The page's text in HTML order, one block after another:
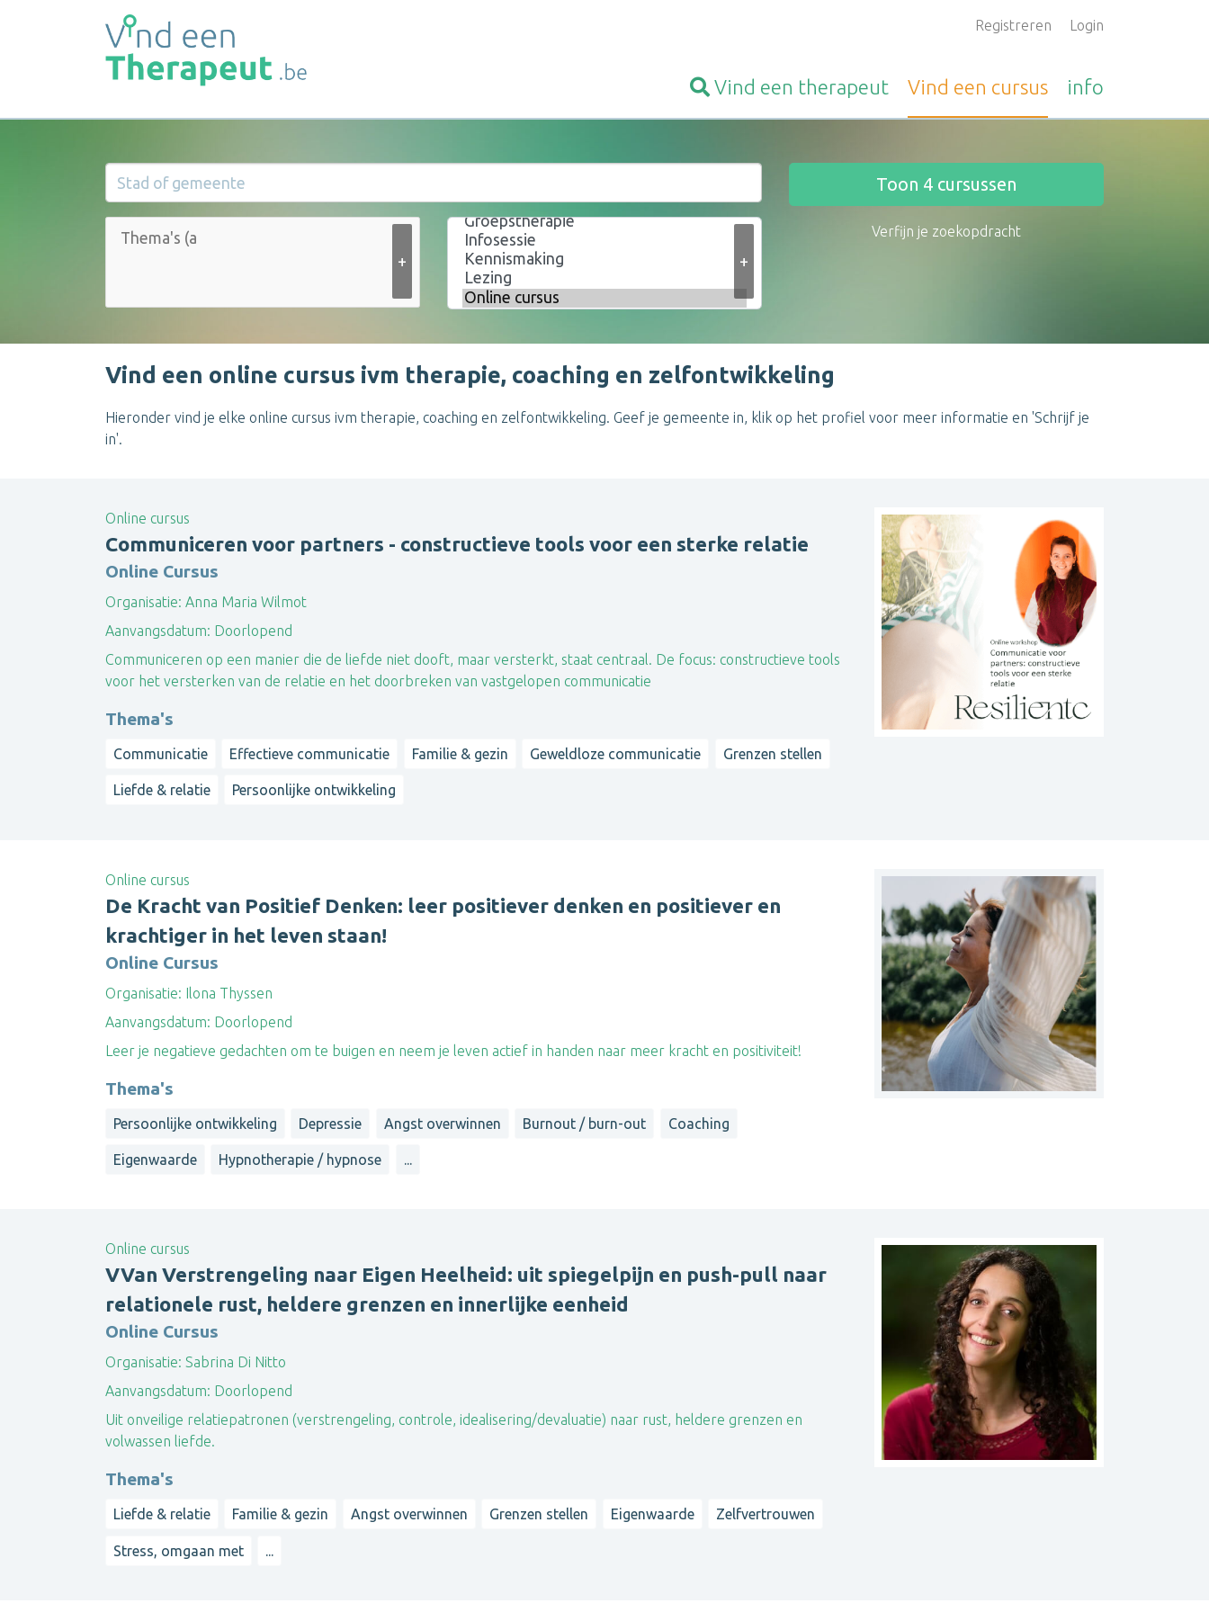
Registreren Login
Vind een therapeut Vind een cursus info
+ +
Toon 4 cursussen
Verfijn je zoekopdracht
Vind een online cursus ivm therapie, coaching en zelfontwikkeling
Hieronder vind je elke online cursus ivm therapie, coaching en zelfontwikkeling. Geef je gemeente in, klik op het profiel voor meer informatie en 'Schrijf je
in'.
Online cursus
Communiceren voor partners - constructieve tools voor een sterke relatie
Online Cursus
Organisatie: Anna Maria Wilmot
Aanvangsdatum: Doorlopend
Communiceren op een manier die de liefde niet dooft, maar versterkt, staat centraal. De focus: constructieve tools
voor het versterken van de relatie en het doorbreken van vastgelopen communicatie
Thema's
Communicatie Effectieve communicatie Familie & gezin Geweldloze communicatie Grenzen stellen
Liefde & relatie Persoonlijke ontwikkeling
Online cursus
De Kracht van Positief Denken: leer positiever denken en positiever en
krachtiger in het leven staan!
Online Cursus
Organisatie: Ilona Thyssen
Aanvangsdatum: Doorlopend
Leer je negatieve gedachten om te buigen en neem je leven actief in handen naar meer kracht en positiviteit!
Thema's
Persoonlijke ontwikkeling Depressie Angst overwinnen Burnout / burn-out Coaching
Eigenwaarde Hypnotherapie / hypnose ...
Online cursus
VVan Verstrengeling naar Eigen Heelheid: uit spiegelpijn en push-pull naar
relationele rust, heldere grenzen en innerlijke eenheid
Online Cursus
Organisatie: Sabrina Di Nitto
Aanvangsdatum: Doorlopend
Uit onveilige relatiepatronen (verstrengeling, controle, idealisering/devaluatie) naar rust, heldere grenzen en
volwassen liefde.
Thema's
Liefde & relatie Familie & gezin Angst overwinnen Grenzen stellen Eigenwaarde Zelfvertrouwen
Stress, omgaan met ...